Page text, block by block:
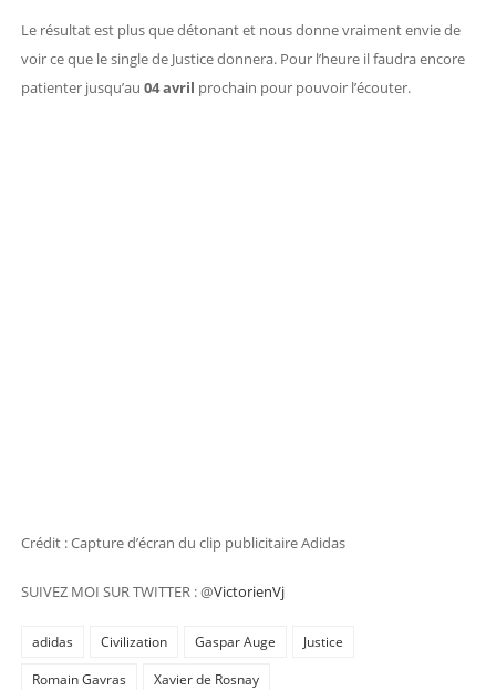
Le résultat est plus que détonant et nous donne vraiment envie de
voir ce que le single de Justice donnera. Pour l’heure il faudra encore
patienter jusqu’au 04 avril prochain pour pouvoir l’écouter.
Crédit : Capture d’écran du clip publicitaire Adidas
SUIVEZ MOI SUR TWITTER : @VictorienVj
adidas Civilization Gaspar Auge
Justice
Romain Gavras
Xavier de Rosnay